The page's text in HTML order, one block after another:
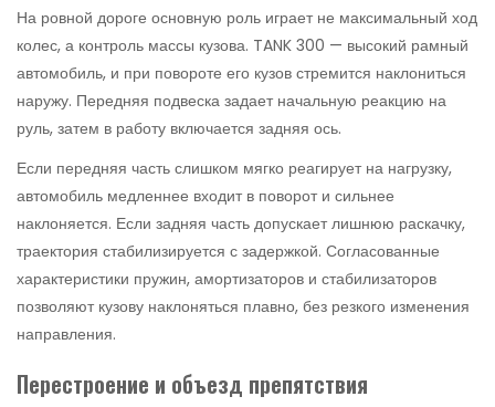
На ровной дороге основную роль играет не максимальный ход
колес, а контроль массы кузова. TANK 300 — высокий рамный
автомобиль, и при повороте его кузов стремится наклониться
наружу. Передняя подвеска задает начальную реакцию на
руль, затем в работу включается задняя ось.
Если передняя часть слишком мягко реагирует на нагрузку,
автомобиль медленнее входит в поворот и сильнее
наклоняется. Если задняя часть допускает лишнюю раскачку,
траектория стабилизируется с задержкой. Согласованные
характеристики пружин, амортизаторов и стабилизаторов
позволяют кузову наклоняться плавно, без резкого изменения
направления.
Перестроение и объезд препятствия